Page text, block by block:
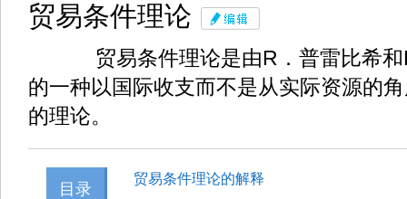
贸易条件理论
贸易条件理论是由R．普雷比希和
的一种以国际收支而不是从实际资源的
的理论。
目录
贸易条件理论的解释